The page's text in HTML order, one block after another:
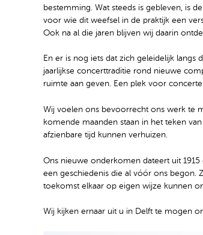
bestemming. Wat steeds is gebleven, is
voor wie dit weefsel in de praktijk een
Ook na al die jaren blijven wij daarin
En er is nog iets dat zich geleidelijk langs
jaarlijkse concerttraditie rond nieuwe
ruimte aan geven. Een plek voor
Wij voelen ons bevoorrecht ons werk te
komende maanden staan in het teken
afzienbare tijd kunnen verhuizen.
Ons nieuwe onderkomen dateert uit
een geschiedenis die al vóór ons begon.
toekomst elkaar op eigen wijze kunnen
Wij kijken ernaar uit u in Delft te mogen